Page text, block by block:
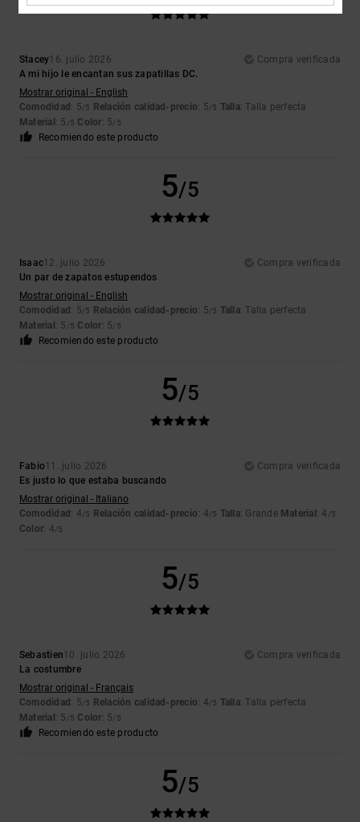
Stacey16. julio 2026
Compra verificada
A mi hijo le encantan sus zapatillas DC.
Mostrar original - English
Comodidad : 5/5 Relación calidad-precio: 5/5 Talla: Talla perfecta
Material : 5 /5 Color: 5/5
Recomiendo este producto
5/5
Isaac12. julio 2026
Compra verificada
Un par de zapatos estupendos
Mostrar original - English
Comodidad : 5/5 Relación calidad-precio: 5/5 Talla: Talla perfecta
Material : 5 /5 Color: 5/5
Recomiendo este producto
5/5
Fabio11. julio 2026
Compra verificada
Es justo lo que estaba buscando
Mostrar original - Italiano
Comodidad : 4/5 Relación calidad-precio: 4/5 Talla: Grande Material : 4 /5
Color: 4/5
5/5
Sebastien10. julio 2026
Compra verificada
La costumbre
Mostrar original - Français
Comodidad : 5/5 Relación calidad-precio: 4/5 Talla: Talla perfecta
Material : 5 /5 Color: 5/5
Recomiendo este producto
5/5